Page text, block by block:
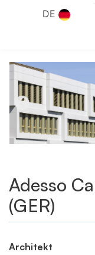
DE
Adesso
(GER)
Architekt